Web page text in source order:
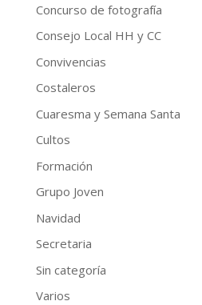
Concurso de fotografía
Consejo Local HH y CC
Convivencias
Costaleros
Cuaresma y Semana Santa
Cultos
Formación
Grupo Joven
Navidad
Secretaria
Sin categoría
Varios